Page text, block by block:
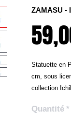
ZAMASU -
Statuette en
cm, sous
collection
Quantité *